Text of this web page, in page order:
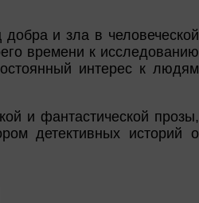
и зла в человеческой
времени к исследованию
интерес к людям
и фантастической прозы,
детективных историй о